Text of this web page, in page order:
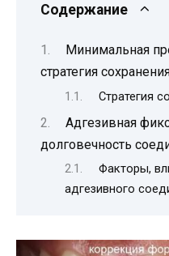
Содержание
Минимальная
стратегия
Стратегия
Адгезивная
долговечность
Факторы,
адгезивного